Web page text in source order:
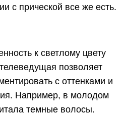
с прической все же есть.
к светлому цвету
позволяет
с оттенками и
Например, в молодом
темные волосы.